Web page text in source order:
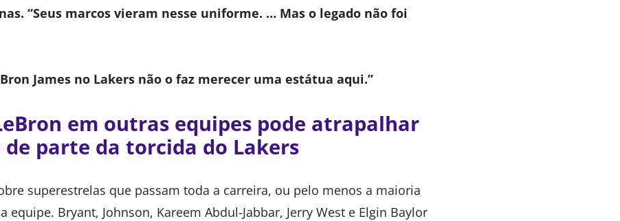
“Seus marcos vieram nesse uniforme. … Mas o legado não foi
James no Lakers não o faz merecer uma estátua aqui.”
em outras equipes pode atrapalhar
parte da torcida do Lakers
superestrelas que passam toda a carreira, ou pelo menos a maioria
equipe. Bryant, Johnson, Kareem Abdul-Jabbar, Jerry West e Elgin Baylor